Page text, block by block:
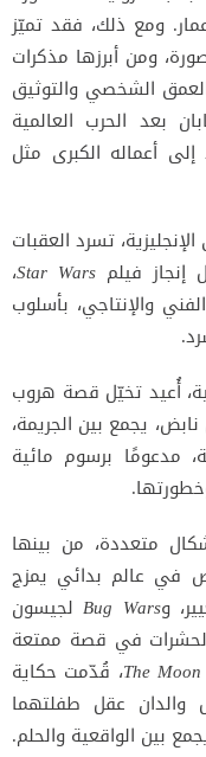
ومع ذلك، فقد تميّز
ومن أبرزها مذكرات
العمق الشخصي والتوثيق
بعد الحرب العالمية
إلى أعماله الكبرى مثل
تسرد العقبات
فيلم Star Wars،
والإنتاجي، بأسلوب
أُعيد تخيّل قصة هروب
يجمع بين الجريمة،
مدعومًا برسوم مائية
متعددة، من بينها
في عالم بدائي يمزج
وBug Warsلجيسون
الحشرات في قصة ممتعة
The، قُدّمت حكاية
والدان عقل طفلتهما
بين الواقعية والحلم.